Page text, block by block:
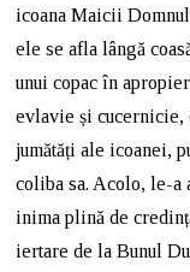
icoana Maicii
ele se afla lângă
unui copac în
evlavie și cucernicie,
jumătăți ale icoanei,
coliba sa. Acolo, le-a
inima plină de
iertare de la Bunul